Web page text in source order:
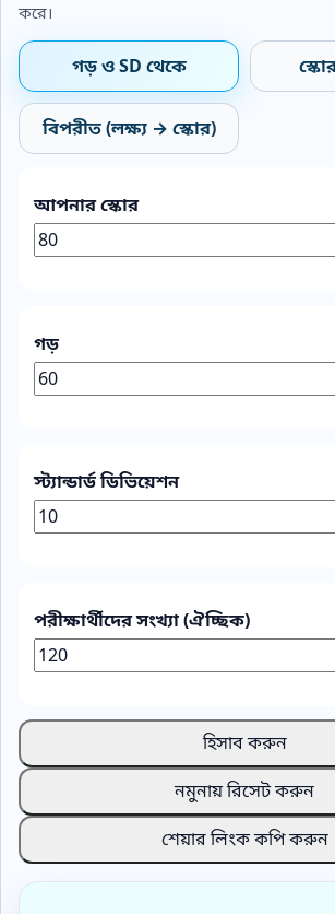
করে।
গড় ও SD থেকে
বিপরীত (লক্ষ্য → স্কোর)
আপনার স্কোর
গড়
স্ট্যান্ডার্ড ডিভিয়েশন
পরীক্ষার্থীদের সংখ্যা (ঐচ্ছিক)
হিসাব করুন
নমুনায় রিসেট করুন
শেয়ার লিংক কপি করুন